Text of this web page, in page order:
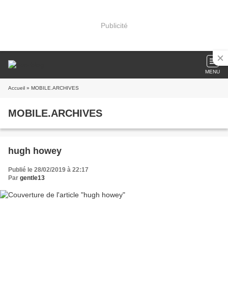
Publicité
MENU
Accueil » MOBILE.ARCHIVES
MOBILE.ARCHIVES
hugh howey
Publié le 28/02/2019 à 22:17
Par gentle13